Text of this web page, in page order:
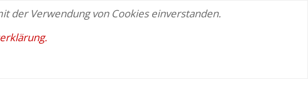
der Verwendung von Cookies einverstanden.